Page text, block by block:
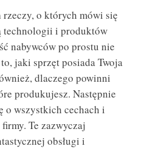
o których mówi się
technologii i produktów
nabywców po prostu nie
jaki sprzęt posiada Twoja
dlaczego powinni
produkujesz. Następnie
o wszystkich cechach i
Te zazwyczaj
obsługi i